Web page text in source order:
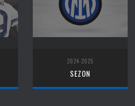
2024-2025
SEZON